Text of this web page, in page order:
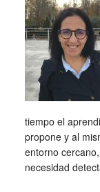
tiempo el
propone y al
entorno
necesidad